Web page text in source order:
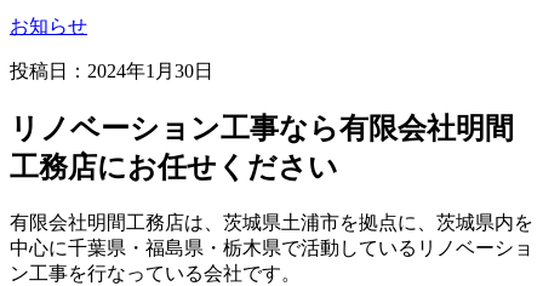
お知らせ
投稿日：2024年1月30日
リノベーション工事なら有限会社明間
工務店にお任せください
有限会社明間工務店は、茨城県土浦市を拠点に、茨城県内を
中心に千葉県・福島県・栃木県で活動しているリノベーショ
ン工事を行なっている会社です。